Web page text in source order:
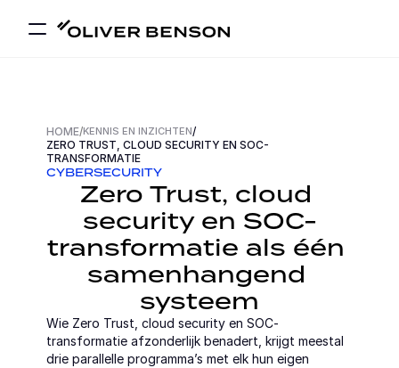
HOME/KENNIS EN INZICHTEN/
ZERO TRUST, CLOUD SECURITY EN SOC-
TRANSFORMATIE
CYBERSECURITY
Zero Trust, cloud
security en SOC-
transformatie als één
samenhangend
systeem
Wie Zero Trust, cloud security en SOC-
transformatie afzonderlijk benadert, krijgt meestal
drie parallelle programma’s met elk hun eigen